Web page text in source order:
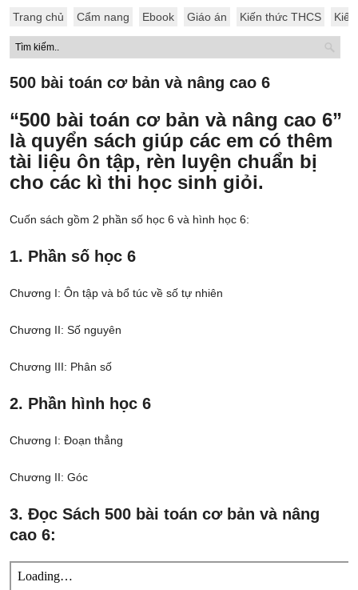
Trang chủ Cẩm nang Ebook Giáo án Kiến thức THCS
500 bài toán cơ bản và nâng cao 6
“500 bài toán cơ bản và nâng cao 6”
là quyển sách giúp các em có thêm
tài liệu ôn tập, rèn luyện chuẩn bị
cho các kì thi học sinh giỏi.
Cuốn sách gồm 2 phần số học 6 và hình học 6:
1. Phần số học 6
Chương I: Ôn tập và bổ túc về số tự nhiên
Chương II: Số nguyên
Chương III: Phân số
2. Phần hình học 6
Chương I: Đoạn thẳng
Chương II: Góc
3. Đọc Sách 500 bài toán cơ bản và nâng
cao 6: